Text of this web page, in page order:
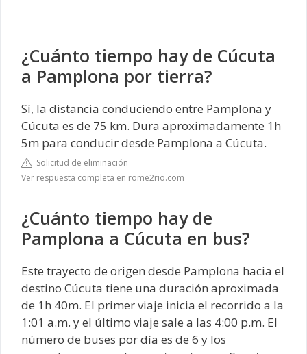
¿Cuánto tiempo hay de Cúcuta
a Pamplona por tierra?
Sí, la distancia conduciendo entre Pamplona y
Cúcuta es de 75 km. Dura aproximadamente 1h
5m para conducir desde Pamplona a Cúcuta.
Solicitud de eliminación
Ver respuesta completa en rome2rio.com
¿Cuánto tiempo hay de
Pamplona a Cúcuta en bus?
Este trayecto de origen desde Pamplona hacia el
destino Cúcuta tiene una duración aproximada
de 1h 40m. El primer viaje inicia el recorrido a la
1:01 a.m. y el último viaje sale a las 4:00 p.m. El
número de buses por día es de 6 y los